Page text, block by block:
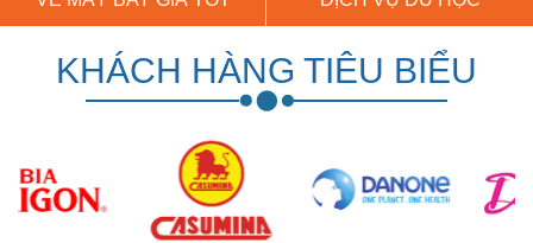
KHÁCH HÀNG TIÊU BIỂU